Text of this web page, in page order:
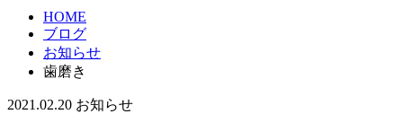
HOME
ブログ
お知らせ
歯磨き
2021.02.20 お知らせ